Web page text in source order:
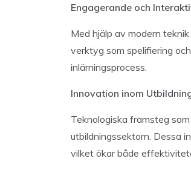
Engagerande och
Med hjälp av modern
verktyg som spelifiering
inlärningsprocess.
Innovation inom
Teknologiska framsteg
utbildningssektorn. Dessa
vilket ökar både